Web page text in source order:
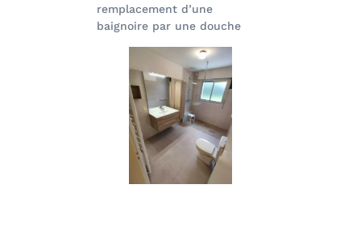
remplacement d’une
baignoire par une douche